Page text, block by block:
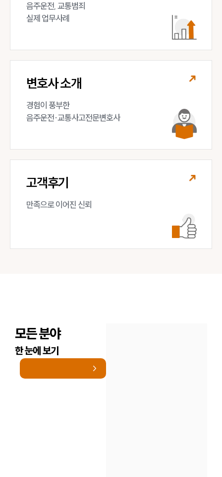
음주운전, 교통범죄
실제 업무사례
변호사 소개
경험이 풍부한
음주운전·교통사고전문변호사
고객후기
만족으로 이어진 신뢰
모든 분야
한 눈에 보기